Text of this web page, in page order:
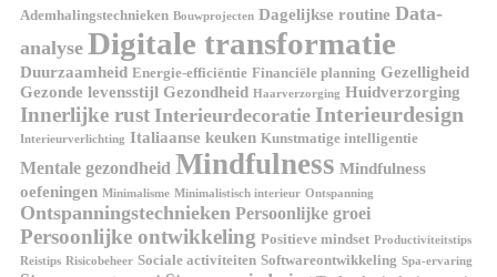
Ademhalingstechnieken Bouwprojecten Dagelijkse routine Data-
analyse Digitale transformatie
Duurzaamheid Energie-efficiëntie Financiële planning Gezelligheid
Gezonde levensstijl Gezondheid Haarverzorging Huidverzorging
Innerlijke rust Interieurdecoratie Interieurdesign
Interieurverlichting Italiaanse keuken Kunstmatige intelligentie
Mentale gezondheid Mindfulness Mindfulness
oefeningen Minimalisme Minimalistisch interieur Ontspanning
Ontspanningstechnieken Persoonlijke groei
Persoonlijke ontwikkeling Positieve mindset Productiviteitstips
Reistips Risicobeheer Sociale activiteiten Softwareontwikkeling Spa-ervaring